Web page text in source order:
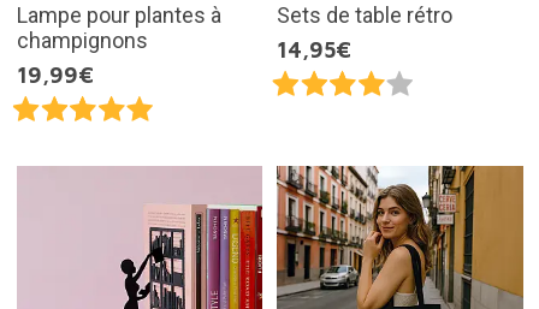
Lampe pour plantes à
champignons
19,99€
Sets de table rétro
14,95€